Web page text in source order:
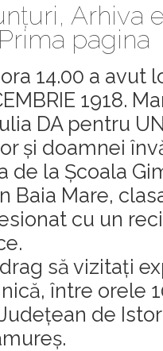
, Arhiva
Prima pagina
14.00 a avut
1918.
DA pentru
şi doamnei
de la Școala
Baia Mare,
cu un
să vizitați
între orele
de